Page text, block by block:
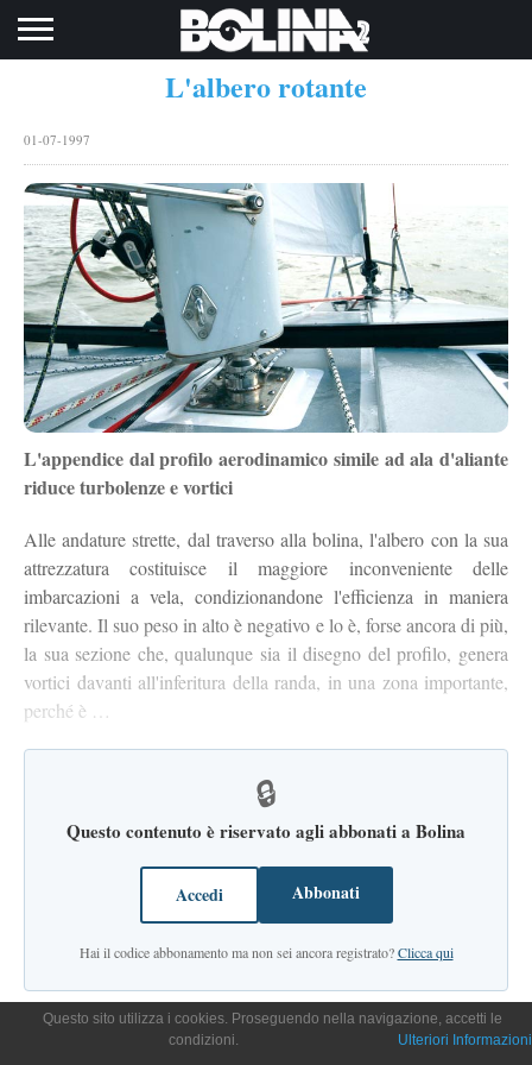
L'albero rotante
01-07-1997
L'appendice dal profilo aerodinamico simile ad ala d'aliante
riduce turbolenze e vortici
Alle andature strette, dal traverso alla bolina, l'albero con la sua
attrezzatura costituisce il maggiore inconveniente delle
imbarcazioni a vela, condizionandone l'efficienza in maniera
rilevante. Il suo peso in alto è negativo e lo è, forse ancora di più,
la sua sezione che, qualunque sia il disegno del profilo, genera
vortici davanti all'inferitura della randa, in una zona importante,
perché è …
🔒
Questo contenuto è riservato agli abbonati a Bolina
Accedi Abbonati
Hai il codice abbonamento ma non sei ancora registrato?Clicca qui
Questo sito utilizza i cookies. Proseguendo nella navigazione, accetti le
condizioni.
Ulteriori Informazioni